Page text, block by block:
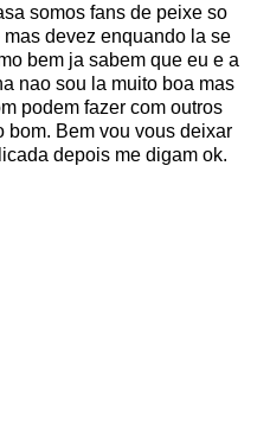
somos fans de peixe so
devez enquando la se
bem ja sabem que eu e a
nao sou la muito boa mas
podem fazer com outros
bom. Bem vou vous deixar
depois me digam ok.